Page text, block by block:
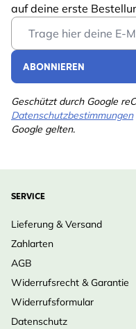
auf deine erste
Email Address
ABONNIEREN
Geschützt durch Google
Datenschutzbestimmungen
Google gelten.
SERVICE
Lieferung & Versand
Zahlarten
AGB
Widerrufsrecht & Garantie
Widerrufsformular
Datenschutz